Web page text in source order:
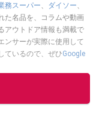
務スーパー ダイソー
た名品を、コラムや動画
アウトドア情報も満載で
ンサーが実際に使用して
ているので、ぜひGoogle
トの他の記事を読む